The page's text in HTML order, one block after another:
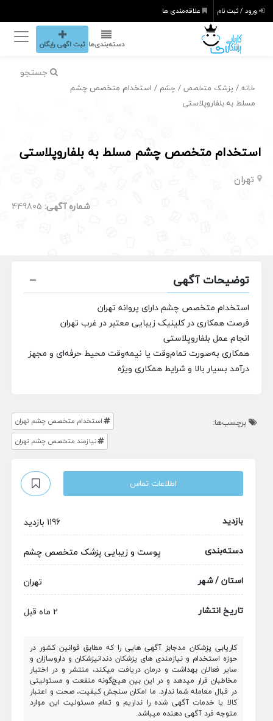
ورود / ثبت نام علاقه‌مندی ها
دسته‌بندی‌ها ثبت اگهی رایگان
جستجو
خانه / پزشک متخصص / چشم / استخدام متخصص چشم
مسلط به بلفاروپلاستی
استخدام متخصص چشم مسلط به بلفاروپلاستی
تهران
شماره آگهی: 449805
توضیحات آگهی
استخدام متخصص چشم دارای پروانه تهران
فرصت همکاری در کلینیک زیبایی معتبر در غرب تهران
انجام عمل بلفاروپلاستی
همکاری به‌صورت تمام‌وقت یا نیمه‌وقت محیط حرفه‌ای و مجهز
درآمد بسیار بالا و شرایط همکاری ویژه
برچسب‌ها:
استخدام متخصص چشم تهران
نیازمند متخصص چشم تهران
اطلاعات تماس
بازدید
1196 بازدید
دسته‌بندی
پوست و زیبایی پزشک متخصص چشم
استان / شهر
تهران
تاریخ انتشار
2 ماه قبل
کاریابی پزشکان مدجابز آگهی هایی را که مطابق قوانین کشور در
حوزه استخدام و نیازمندی های پزشکان دندانپزشکان و داروسازان و
سایر فعالان بهداشت و درمان دریافت میکند، منتشر و در اختیار
مخاطبان قرار میدهد و در این بین هیچ‌گونه منفعت و مسئولیتی
در قبال معامله شما ندارد. ما امکان سنجش کیفیت، صحت و اعتبار
کالا یا خدمات آگهی شده را نداریم و تمام مسئولیت این موارد
متوجه فرد آگهی دهنده میباشد.